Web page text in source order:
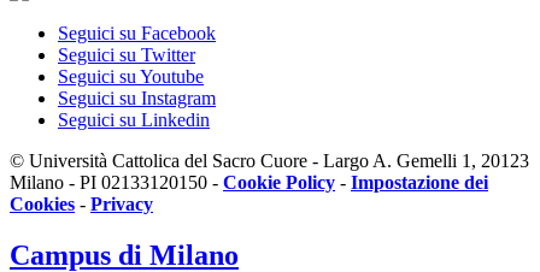
Seguici su Facebook
Seguici su Twitter
Seguici su Youtube
Seguici su Instagram
Seguici su Linkedin
© Università Cattolica del Sacro Cuore - Largo A. Gemelli 1, 20123
Milano - PI 02133120150 - Cookie Policy - Impostazione dei
Cookies - Privacy
Campus di Milano